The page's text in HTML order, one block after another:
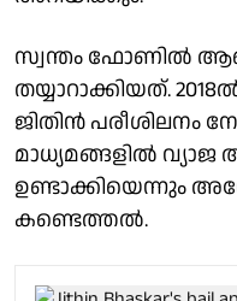
സ്വന്തം ഫോണിൽ
തയ്യാറാക്കിയത്.
ജിതിൻ പരീശിലനം
മാധ്യമങ്ങളിൽ
ഉണ്ടാക്കിയെന്നും
കണ്ടെത്തൽ.